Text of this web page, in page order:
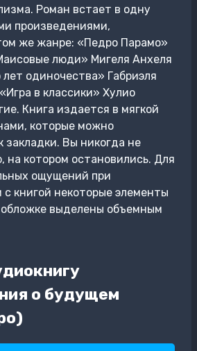
Роман встает в одну
произведениями,
же жанре: «Педро Парамо»
люди» Мигеля Анхеля
одиночества» Габриэля
в классики» Хулио
Книга издается в мягкой
которые можно
закладки. Вы никогда не
на котором остановились. Для
ощущений при
книгой некоторые элементы
выделены объемным
о будущем